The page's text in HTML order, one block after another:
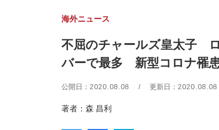
海外ニュース
不屈のチャールズ皇太子
バーで最多 新型コロナ罹
公開日： 2020.08.08 / 更新日： 2020.08.08
著者：森 昌利